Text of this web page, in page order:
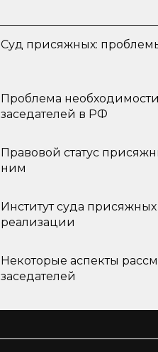
Суд присяжных:
Проблема
заседателей в РФ
Правовой статус
ним
Институт суда
реализации
Некоторые аспекты
заседателей